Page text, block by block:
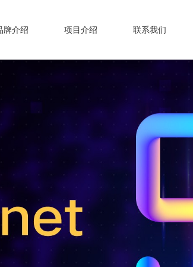
牌介绍 项目介绍 联系我们